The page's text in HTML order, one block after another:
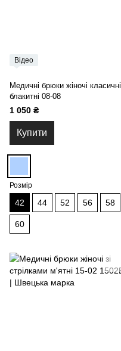
Відео
Медичні брюки жіночі класичні
блакитні 08-08
1 050 ₴
Купити
Розмір
42 44 52 56 58
60